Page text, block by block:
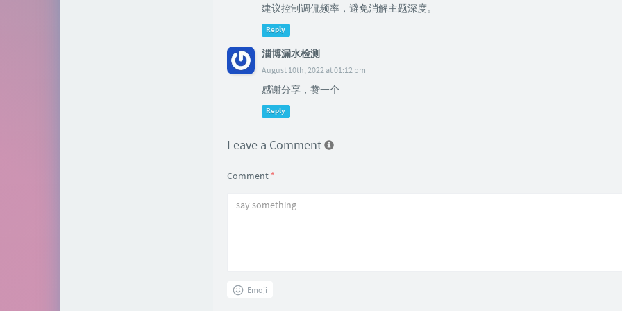
建议控制调侃频率，避免消解主题深度。
Reply
淄博漏水检测
August 10th, 2022 at 01:12 pm
感谢分享，赞一个
Reply
Leave a Comment
Comment *
Emoji